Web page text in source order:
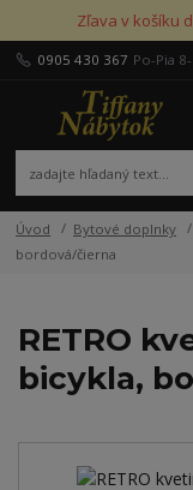
Zľava v košíku
0905 430 367 Po-Pia
Úvod Bytové doplnky
bordová/čierna
RETRO
bicykla,